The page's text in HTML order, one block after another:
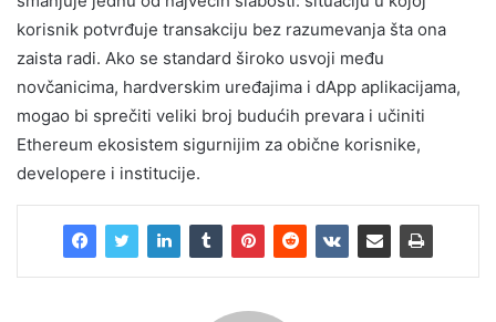
korisnik potvrđuje transakciju bez razumevanja šta ona
zaista radi. Ako se standard široko usvoji među
novčanicima, hardverskim uređajima i dApp aplikacijama,
mogao bi sprečiti veliki broj budućih prevara i učiniti
Ethereum ekosistem sigurnijim za obične korisnike,
developere i institucije.